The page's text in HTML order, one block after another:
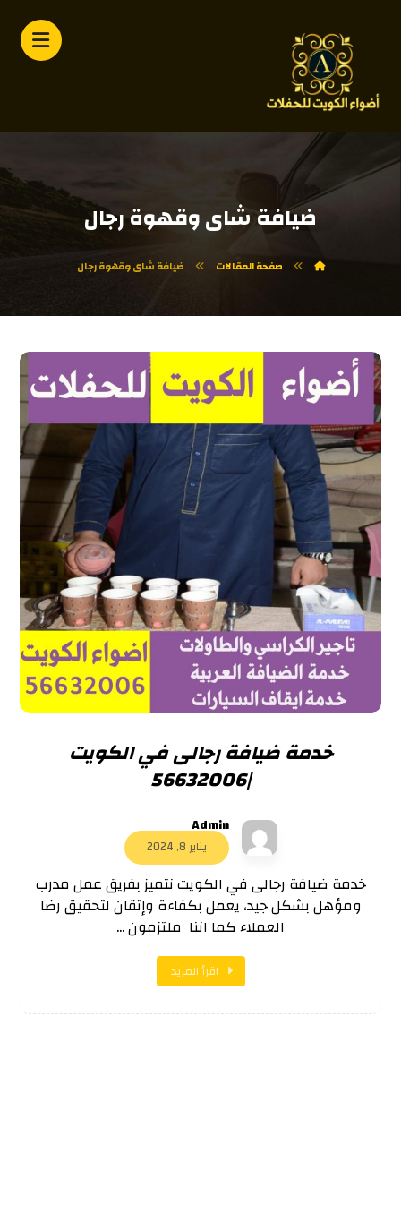
ضيافة شاى وقهوة رجال
صفحة المقالات ضيافة شاى وقهوة رجال
خدمة ضيافة رجالى في الكويت
|56632006
Admin
يناير 8, 2024
خدمة ضيافة رجالى في الكويت نتميز بفريق عمل مدرب
ومؤهل بشكل جيد، يعمل بكفاءة وإتقان لتحقيق رضا
العملاء كما اننا ملتزمون ...
اقرأ المزيد